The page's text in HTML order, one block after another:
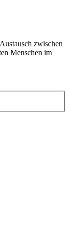
zwischen
Menschen im